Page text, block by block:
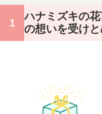
ハナミズキの
の想いを受けと